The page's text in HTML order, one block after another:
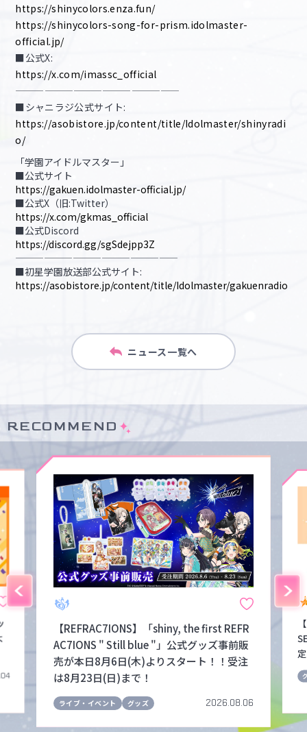
https://shinycolors.enza.fun/
https://shinycolors-song-for-prism.idolmaster-
official.jp/
■公式X:
https://x.com/imassc_official
—————————————————
■シャニラジ公式サイト:
https://asobistore.jp/content/title/Idolmaster/shinyradi
o/
「学園アイドルマスター」
■公式サイト
https://gakuen.idolmaster-official.jp/
■公式X（旧:Twitter）
https://x.com/gkmas_official
■公式Discord
https://discord.gg/sgSdejpp3Z
—————————————————
■初星学園放送部公式サイト:
https://asobistore.jp/content/title/Idolmaster/gakuenradio
ニュース一覧へ
RECOMMEND
【REFRAC7IONS】「shiny, the first REFR
AC7IONS " Still blue "」公式グッズ事前販
売が本日8月6日(木)よりスタート！！受注
は8月23日(日)まで！
ライブ・イベント グッズ 2026.08.06